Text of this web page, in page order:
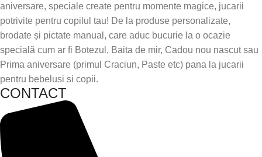
aniversare, speciale create pentru momente magice, jucarii
potrivite pentru copilul tau! De la produse personalizate,
brodate și pictate manual, care aduc bucurie la o ocazie
specială cum ar fi Botezul, Baita de mir, Cadou nou nascut sau
Prima aniversare (primul Craciun, Paste etc) pana la jucarii
pentru bebelusi si copii.
CONTACT